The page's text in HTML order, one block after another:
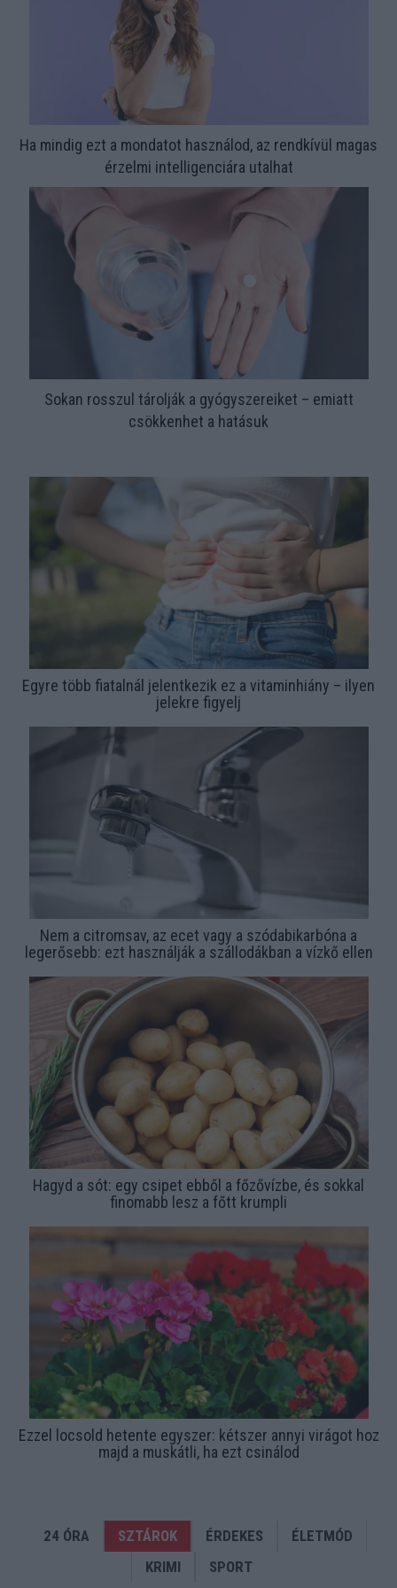
Ha mindig ezt a mondatot használod, az rendkívül magas
érzelmi intelligenciára utalhat
Sokan rosszul tárolják a gyógyszereiket – emiatt
csökkenhet a hatásuk
Egyre több fiatalnál jelentkezik ez a vitaminhiány – ilyen
jelekre figyelj
Nem a citromsav, az ecet vagy a szódabikarbóna a
legerősebb: ezt használják a szállodákban a vízkő ellen
Hagyd a sót: egy csipet ebből a főzővízbe, és sokkal
finomabb lesz a főtt krumpli
Ezzel locsold hetente egyszer: kétszer annyi virágot hoz
majd a muskátli, ha ezt csinálod
24 ÓRA SZTÁROK ÉRDEKES
ÉLETMÓD
KRIMI
SPORT